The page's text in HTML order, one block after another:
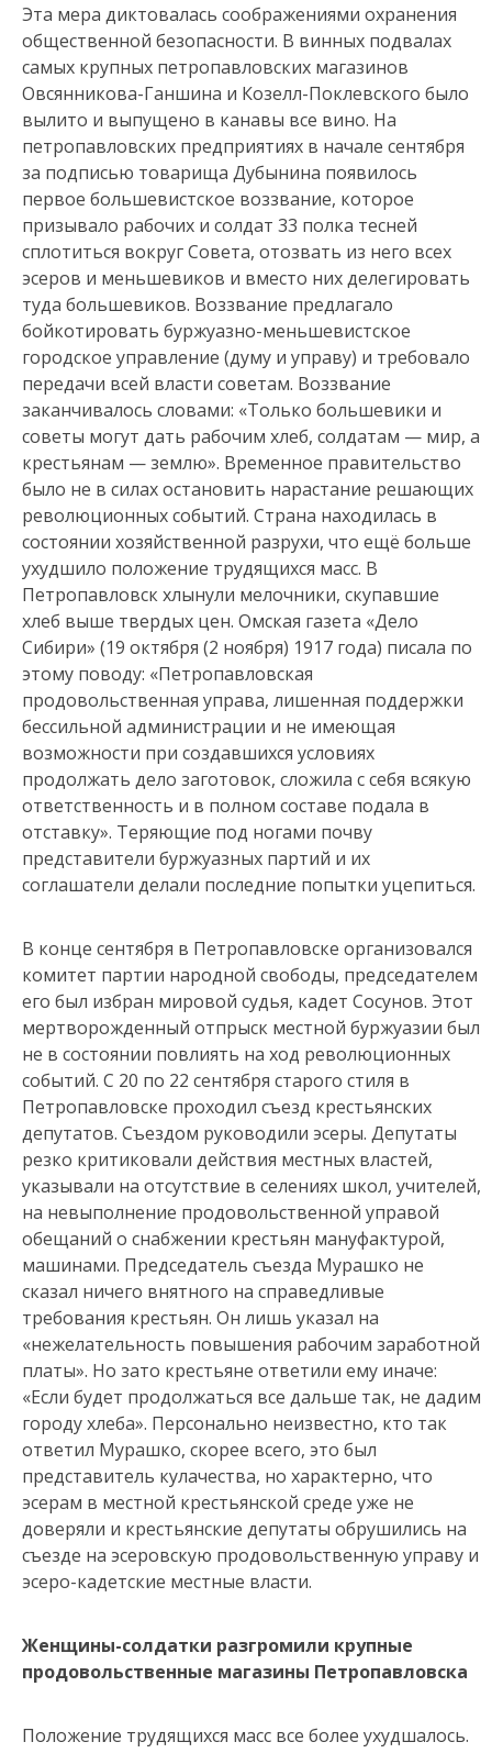
Эта мера диктовалась соображениями охранения
общественной безопасности. В винных подвалах
самых крупных петропавловских магазинов
Овсянникова-Ганшина и Козелл-Поклевского было
вылито и выпущено в канавы все вино. На
петропавловских предприятиях в начале сентября
за подписью товарища Дубынина появилось
первое большевистское воззвание, которое
призывало рабочих и солдат 33 полка тесней
сплотиться вокруг Совета, отозвать из него всех
эсеров и меньшевиков и вместо них делегировать
туда большевиков. Воззвание предлагало
бойкотировать буржуазно-меньшевистское
городское управление (думу и управу) и требовало
передачи всей власти советам. Воззвание
заканчивалось словами: «Только большевики и
советы могут дать рабочим хлеб, солдатам — мир, а
крестьянам — землю». Временное правительство
было не в силах остановить нарастание решающих
революционных событий. Страна находилась в
состоянии хозяйственной разрухи, что ещё больше
ухудшило положение трудящихся масс. В
Петропавловск хлынули мелочники, скупавшие
хлеб выше твердых цен. Омская газета «Дело
Сибири» (19 октября (2 ноября) 1917 года) писала по
этому поводу: «Петропавловская
продовольственная управа, лишенная поддержки
бессильной администрации и не имеющая
возможности при создавшихся условиях
продолжать дело заготовок, сложила с себя всякую
ответственность и в полном составе подала в
отставку». Теряющие под ногами почву
представители буржуазных партий и их
соглашатели делали последние попытки уцепиться.
В конце сентября в Петропавловске организовался
комитет партии народной свободы, председателем
его был избран мировой судья, кадет Сосунов. Этот
мертворожденный отпрыск местной буржуазии был
не в состоянии повлиять на ход революционных
событий. С 20 по 22 сентября старого стиля в
Петропавловске проходил съезд крестьянских
депутатов. Съездом руководили эсеры. Депутаты
резко критиковали действия местных властей,
указывали на отсутствие в селениях школ, учителей,
на невыполнение продовольственной управой
обещаний о снабжении крестьян мануфактурой,
машинами. Председатель съезда Мурашко не
сказал ничего внятного на справедливые
требования крестьян. Он лишь указал на
«нежелательность повышения рабочим заработной
платы». Но зато крестьяне ответили ему иначе:
«Если будет продолжаться все дальше так, не дадим
городу хлеба». Персонально неизвестно, кто так
ответил Мурашко, скорее всего, это был
представитель кулачества, но характерно, что
эсерам в местной крестьянской среде уже не
доверяли и крестьянские депутаты обрушились на
съезде на эсеровскую продовольственную управу и
эсеро-кадетские местные власти.
Женщины-солдатки разгромили крупные
продовольственные магазины Петропавловска
Положение трудящихся масс все более ухудшалось.